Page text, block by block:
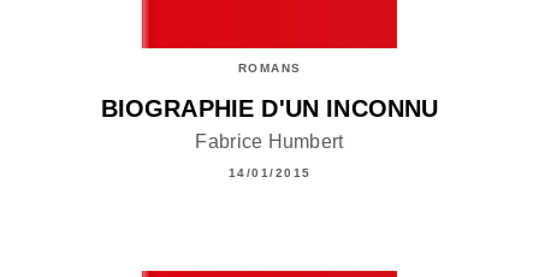
ROMANS
BIOGRAPHIE D'UN INCONNU
Fabrice Humbert
14/01/2015